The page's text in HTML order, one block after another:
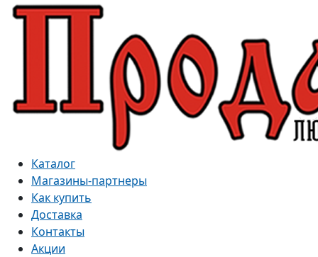
Каталог
Магазины-партнеры
Как купить
Доставка
Контакты
Акции